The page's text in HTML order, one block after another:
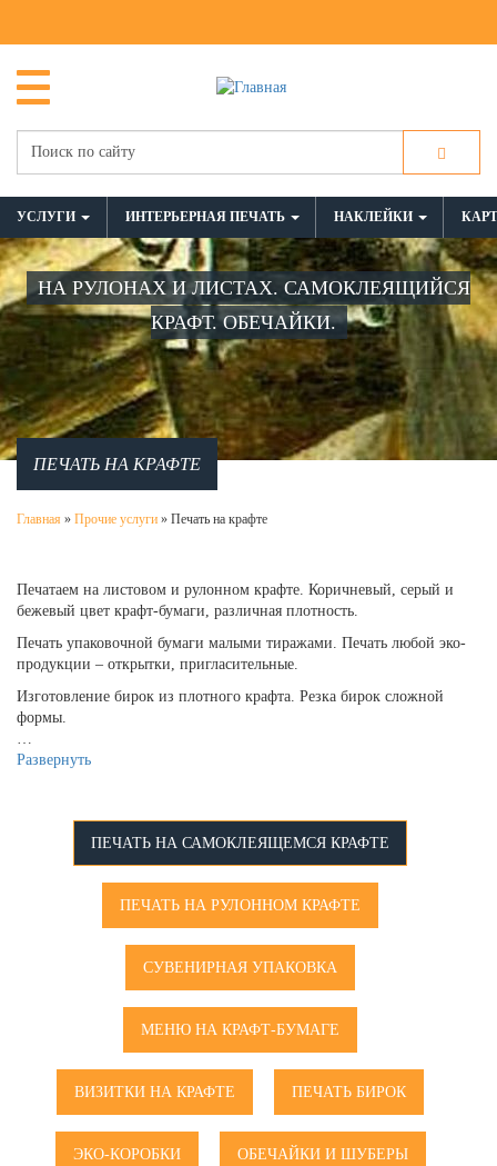
УСЛУГИ ИНТЕРЬЕРНАЯ ПЕЧАТЬ НАКЛЕЙКИ
ПЕЧАТЬ НА КРАФТЕ
НА РУЛОНАХ И ЛИСТАХ. САМОКЛЕЯЩИЙСЯ
КРАФТ. ОБЕЧАЙКИ.
Главная » Прочие услуги » Печать на крафте
Печатаем на листовом и рулонном крафте. Коричневый, серый и
бежевый цвет крафт-бумаги, различная плотность.
Печать упаковочной бумаги малыми тиражами. Печать любой эко-
продукции – открытки, пригласительные.
Изготовление бирок из плотного крафта. Резка бирок сложной
формы.
…
Развернуть
ПЕЧАТЬ НА САМОКЛЕЯЩЕМСЯ КРАФТЕ
ПЕЧАТЬ НА РУЛОННОМ КРАФТЕ
СУВЕНИРНАЯ УПАКОВКА
МЕНЮ НА КРАФТ-БУМАГЕ
ВИЗИТКИ НА КРАФТЕ ПЕЧАТЬ БИРОК
ЭКО-КОРОБКИ ОБЕЧАЙКИ И ШУБЕРЫ